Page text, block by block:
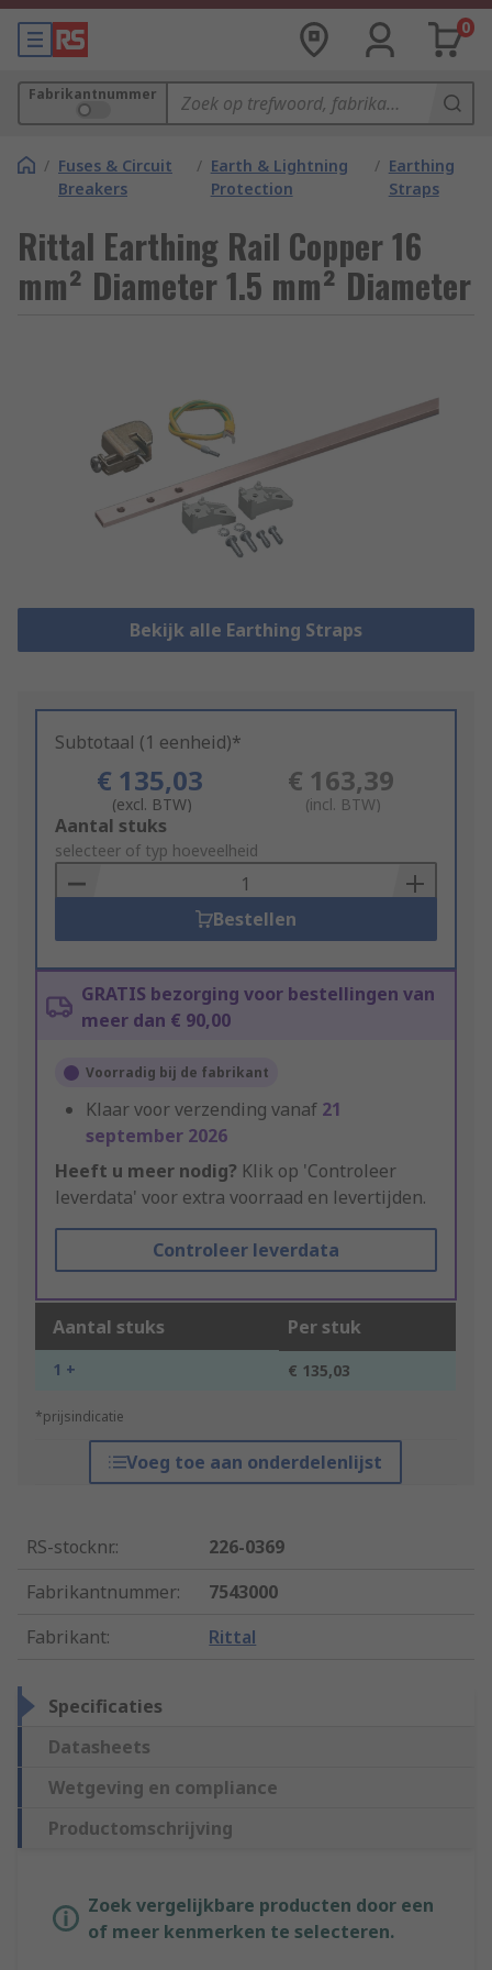
0
Fabrikantnummer
/ Fuses & Circuit
Breakers
/ Earth & Lightning
Protection
/ Earthing
Straps
Rittal Earthing Rail Copper 16
mm² Diameter 1.5 mm² Diameter
Bekijk alle Earthing Straps
Subtotaal (1 eenheid)*
€ 135,03
(excl. BTW)
€ 163,39
(incl. BTW)
Add
to
Basket
Aantal stuks
selecteer of typ hoeveelheid
Bestellen
GRATIS bezorging voor bestellingen van
meer dan € 90,00
Voorradig bij de fabrikant
Klaar voor verzending vanaf 21
september 2026
Heeft u meer nodig? Klik op 'Controleer
leverdata' voor extra voorraad en levertijden.
Controleer leverdata
Aantal stuks Per stuk
1 + € 135,03
*prijsindicatie
Voeg toe aan onderdelenlijst
RS-stocknr.:
226-0369
Fabrikantnummer:
7543000
Fabrikant: Rittal
Specificaties
Datasheets
Wetgeving en compliance
Productomschrijving
Zoek vergelijkbare producten door een
of meer kenmerken te selecteren.